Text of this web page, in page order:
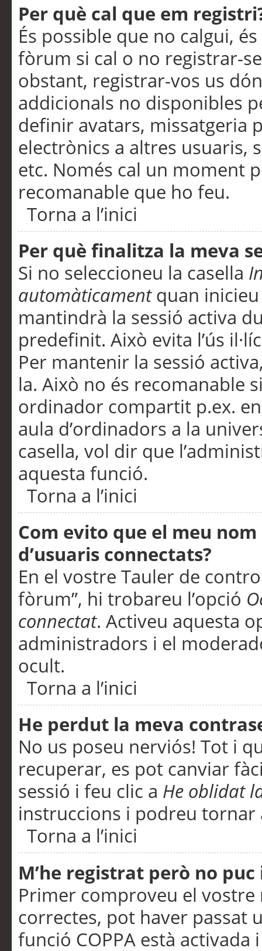
Per què cal que em
És possible que no calgui,
fòrum si cal o no registrar-
obstant, registrar-vos us
addicionals no disponibles
definir avatars, missatgeria
electrònics a altres usuaris,
etc. Només cal un moment
recomanable que ho feu.
Torna a l’inici
Per què finalitza la meva
Si no seleccioneu la casella
automàticamentquan inicieu
mantindrà la sessió activa
predefinit. Això evita l’ús
Per mantenir la sessió
la. Això no és recomanable
ordinador compartit p.ex.
aula d’ordinadors a la
casella, vol dir que
aquesta funció.
Torna a l’inici
Com evito que el meu
d’usuaris connectats?
En el vostre Tauler de
fòrum”, hi trobareu l’opció
connectat. Activeu aquesta
administradors i el
ocult.
Torna a l’inici
He perdut la meva
No us poseu nerviós! Tot i
recuperar, es pot canviar
sessió i feu clic a He oblidat
instruccions i podreu tornar
Torna a l’inici
M’he registrat però no
Primer comproveu el vostre
correctes, pot haver passat
funció COPPA està